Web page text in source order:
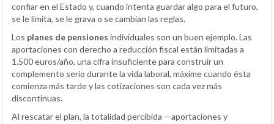
confiar en el Estado y, cuando intenta guardar algo para el futuro,
se le limita, se le grava o se cambian las reglas.
Los planes de pensiones individuales son un buen ejemplo. Las
aportaciones con derecho a reducción fiscal están limitadas a
1.500 euros/año, una cifra insuficiente para construir un
complemento serio durante la vida laboral, máxime cuando ésta
comienza más tarde y las cotizaciones son cada vez más
discontinuas.
Al rescatar el plan, la totalidad percibida —aportaciones y